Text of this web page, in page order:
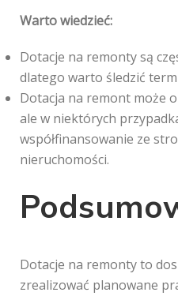
Warto wiedzieć:
Dotacje na remonty są
dlatego warto śledzić
Dotacja na remont może
ale w niektórych
współfinansowanie ze
nieruchomości.
Dotacje na remonty to
zrealizować planowane